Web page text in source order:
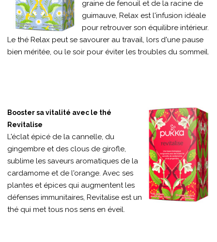
graine de fenouil et de la racine de
guimauve, Relax est l'infusion idéale
pour retrouver son équilibre intérieur.
Le thé Relax peut se savourer au travail, lors d'une pause
bien méritée, ou le soir pour éviter les troubles du sommeil.
Booster sa vitalité avec le thé
Revitalise
L'éclat épicé de la cannelle, du
gingembre et des clous de girofle,
sublime les saveurs aromatiques de la
cardamome et de l'orange. Avec ses
plantes et épices qui augmentent les
défenses immunitaires, Revitalise est un
thé qui met tous nos sens en éveil.